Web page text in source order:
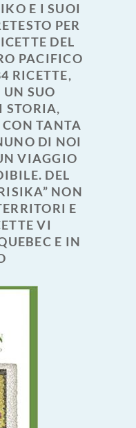
E I SUOI
PER
DEL
PACIFICO
RICETTE,
SUO
STORIA,
TANTA
DI NOI
VIAGGIO
DEL
NON
E
VI
E IN